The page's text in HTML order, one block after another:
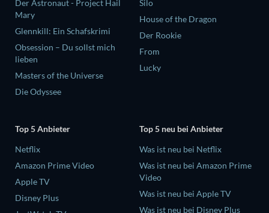
Der Astronaut - Project Hail
Mary
Glennkill: Ein Schafskrimi
Obsession – Du sollst mich
lieben
Masters of the Universe
Die Odyssee
Silo
House of the Dragon
Der Rookie
From
Lucky
Top 5 Anbieter
Netflix
Amazon Prime Video
Apple TV
Disney Plus
Top 5 neu bei Anbieter
Was ist neu bei Netflix
Was ist neu bei Amazon Prime
Video
Was ist neu bei Apple TV
Was ist neu bei Disney Plus